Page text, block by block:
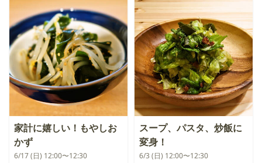
家計に嬉しい！もやしお
かず
6/17 (日) 12:00〜12:30
スープ、パスタ、炒飯に
変身！
6/3 (日) 12:00〜12:30